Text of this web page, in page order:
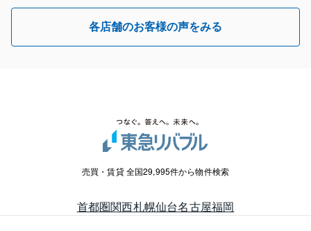
各店舗のお客様の声をみる
売買・賃貸 全国29,995件から物件検索
首都圏関西札幌仙台名古屋福岡